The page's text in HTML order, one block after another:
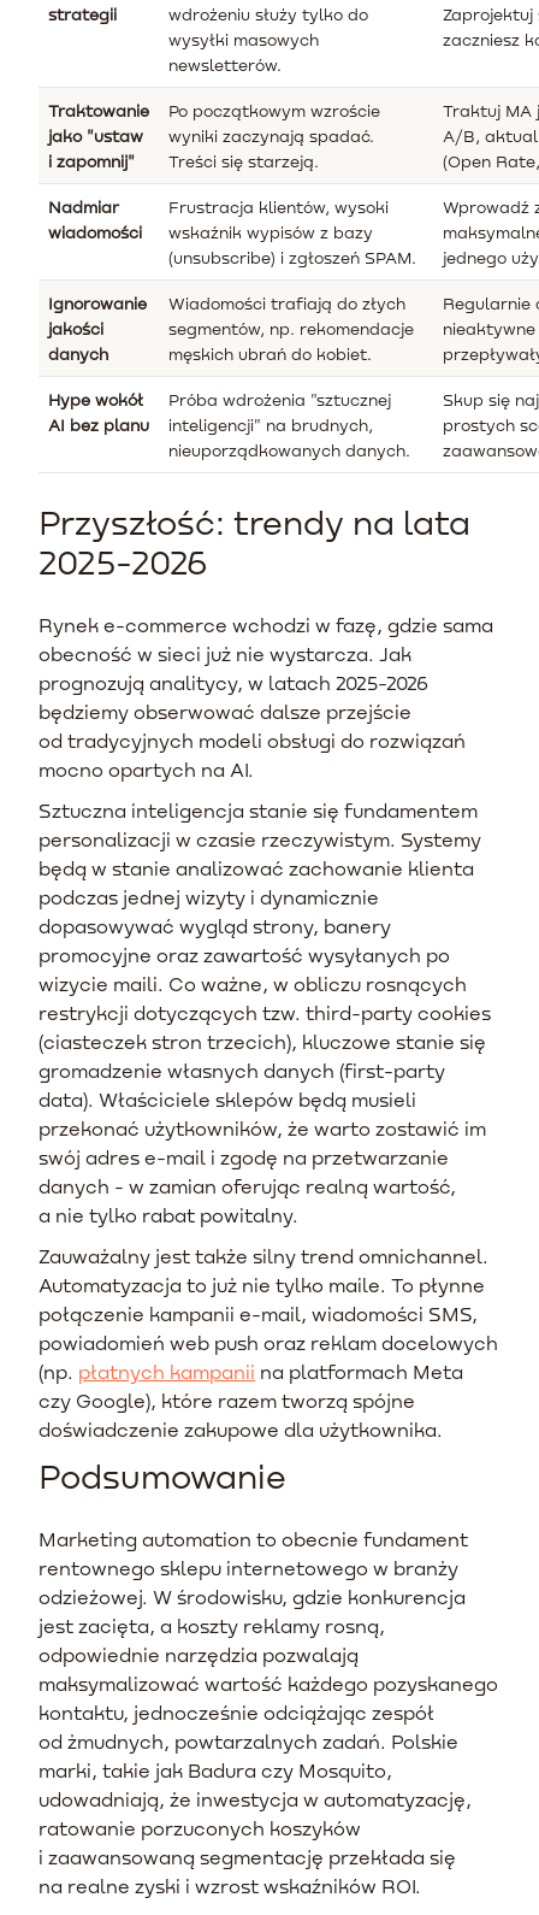
strategii
wdrożeniu służy tylko do
wysyłki masowych
newsletterów.
Zaprojektuj
zaczniesz
Traktowanie
jako "ustaw
i zapomnij"
Po początkowym wzroście
wyniki zaczynają spadać.
Treści się starzeją.
Traktuj MA
A/B,
(Open
Nadmiar
wiadomości
Frustracja klientów, wysoki
wskaźnik wypisów z bazy
(unsubscribe) i zgłoszeń SPAM.
Wprowadź
jednego
Ignorowanie
jakości
danych
Wiadomości trafiają do złych
segmentów, np. rekomendacje
męskich ubrań do kobiet.
Regularnie
Hype wokół
AI bez planu
Próba wdrożenia "sztucznej
inteligencji" na brudnych,
nieuporządkowanych danych.
Skup się
prostych
Przyszłość: trendy na lata
2025-2026
Rynek e-commerce wchodzi w fazę, gdzie sama
obecność w sieci już nie wystarcza. Jak
prognozują analitycy, w latach 2025-2026
będziemy obserwować dalsze przejście
od tradycyjnych modeli obsługi do rozwiązań
mocno opartych na AI.
Sztuczna inteligencja stanie się fundamentem
personalizacji w czasie rzeczywistym. Systemy
będą w stanie analizować zachowanie klienta
podczas jednej wizyty i dynamicznie
dopasowywać wygląd strony, banery
promocyjne oraz zawartość wysyłanych po
wizycie maili. Co ważne, w obliczu rosnących
restrykcji dotyczących tzw. third-party cookies
(ciasteczek stron trzecich), kluczowe stanie się
gromadzenie własnych danych (first-party
data). Właściciele sklepów będą musieli
przekonać użytkowników, że warto zostawić im
swój adres e-mail i zgodę na przetwarzanie
danych - w zamian oferując realną wartość,
a nie tylko rabat powitalny.
Zauważalny jest także silny trend omnichannel.
Automatyzacja to już nie tylko maile. To płynne
połączenie kampanii e-mail, wiadomości SMS,
powiadomień web push oraz reklam docelowych
(np. płatnych kampanii na platformach Meta
czy Google), które razem tworzą spójne
doświadczenie zakupowe dla użytkownika.
Podsumowanie
Marketing automation to obecnie fundament
rentownego sklepu internetowego w branży
odzieżowej. W środowisku, gdzie konkurencja
jest zacięta, a koszty reklamy rosną,
odpowiednie narzędzia pozwalają
maksymalizować wartość każdego pozyskanego
kontaktu, jednocześnie odciążając zespół
od żmudnych, powtarzalnych zadań. Polskie
marki, takie jak Badura czy Mosquito,
udowadniają, że inwestycja w automatyzację,
ratowanie porzuconych koszyków
i zaawansowaną segmentację przekłada się
na realne zyski i wzrost wskaźników ROI.